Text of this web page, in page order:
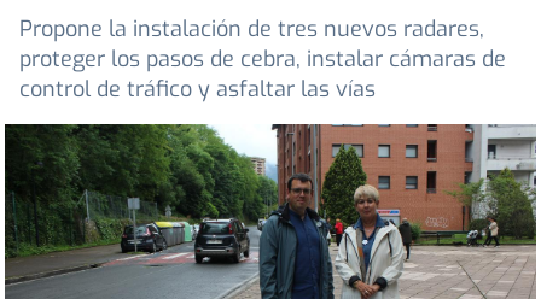
Propone la instalación de tres nuevos radares,
proteger los pasos de cebra, instalar cámaras de
control de tráfico y asfaltar las vías